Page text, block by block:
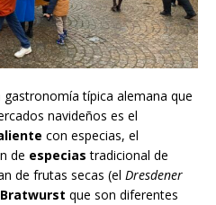
típica alemana que
navideños es el
con especias, el
de especias tradicional de
de frutas secas (el Dresdener
Bratwurst que son diferentes